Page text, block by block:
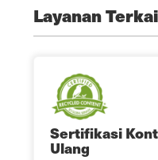
Layanan
Sertifikasi
Ulang